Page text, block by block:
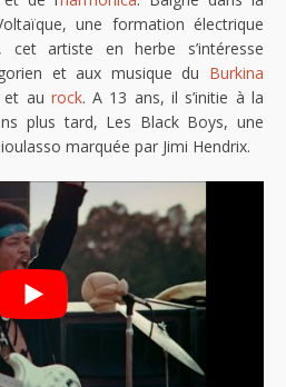
une formation électrique
artiste en herbe s’intéresse
et aux musique du Burkina
et au rock. A 13 ans, il s’initie à la
plus tard, Les Black Boys, une
marquée par Jimi Hendrix.